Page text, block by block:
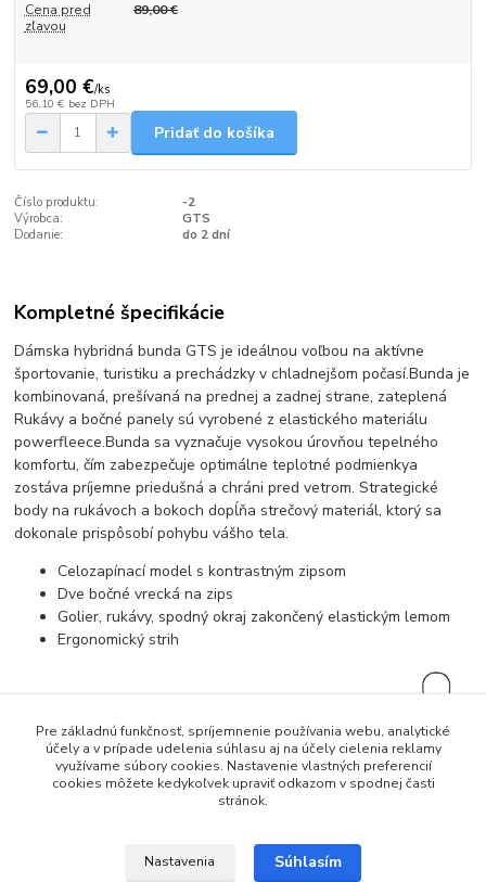
Cena pred
zľavou
89,00 €
69,00 €/ks
56,10 € bez DPH
Pridať do košíka
Číslo produktu:
-2
Výrobca:
GTS
Dodanie:
do 2 dní
Kompletné špecifikácie
Dámska hybridná bunda GTS je ideálnou voľbou na aktívne
športovanie, turistiku a prechádzky v chladnejšom počasí.Bunda je
kombinovaná, prešívaná na prednej a zadnej strane, zateplená
Rukávy a bočné panely sú vyrobené z elastického materiálu
powerfleece.Bunda sa vyznačuje vysokou úrovňou tepelného
komfortu, čím zabezpečuje optimálne teplotné podmienkya
zostáva príjemne priedušná a chráni pred vetrom. Strategické
body na rukávoch a bokoch dopĺňa strečový materiál, ktorý sa
dokonale prispôsobí pohybu vášho tela.
Celozapínací model s kontrastným zipsom
Dve bočné vrecká na zips
Golier, rukávy, spodný okraj zakončený elastickým lemom
Ergonomický strih
Pre základnú funkčnosť, spríjemnenie používania webu, analytické
účely a v prípade udelenia súhlasu aj na účely cielenia reklamy
využívame súbory cookies. Nastavenie vlastných preferencií
cookies môžete kedykoľvek upraviť odkazom v spodnej časti
stránok.
Nastavenia Súhlasím